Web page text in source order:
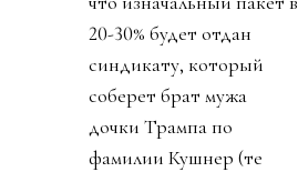
20-30% будет отдан
синдикату, который
соберет брат мужа
дочки Трампа по
фамилии Кушнер (те